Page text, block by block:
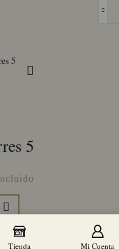
5
Tienda Mi Cuenta